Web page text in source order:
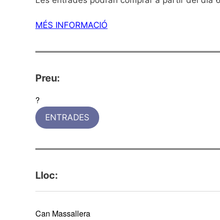
MÉS INFORMACIÓ
Preu:
?
ENTRADES
Lloc:
Can Massallera